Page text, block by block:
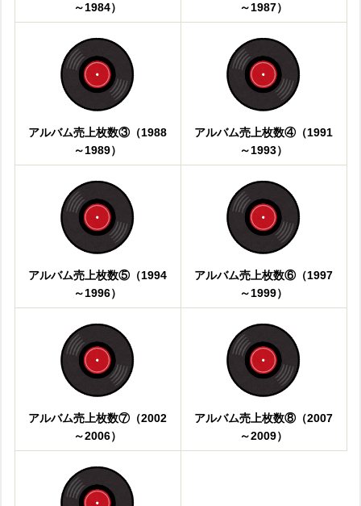
～1984）
～1987）
アルバム売上枚数③（1988
～1989）
アルバム売上枚数④（1991
～1993）
アルバム売上枚数⑤（1994
～1996）
アルバム売上枚数⑥（1997
～1999）
アルバム売上枚数⑦（2002
～2006）
アルバム売上枚数⑧（2007
～2009）